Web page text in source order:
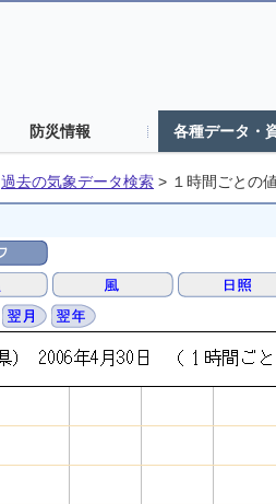
防災情報 各種データ・
過去の気象データ検索 > １時間ごとの